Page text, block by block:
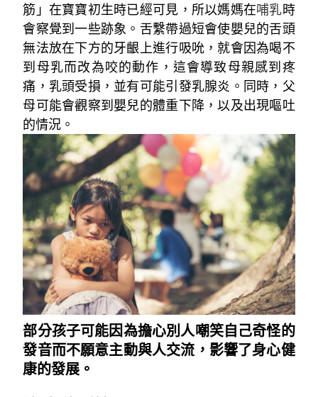
筋」在寶寶初生時已經可見，所以媽媽在哺乳時
會察覺到一些跡象。舌繫帶過短會使嬰兒的舌頭
無法放在下方的牙齦上進行吸吮，就會因為喝不
到母乳而改為咬的動作，這會導致母親感到疼
痛，乳頭受損，並有可能引發乳腺炎。同時，父
母可能會觀察到嬰兒的體重下降，以及出現嘔吐
的情況。
部分孩子可能因為擔心別人嘲笑自己奇怪的
發音而不願意主動與人交流，影響了身心健
康的發展。